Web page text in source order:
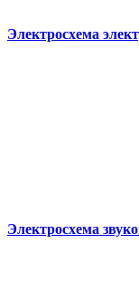
Электросхема
Электросхема